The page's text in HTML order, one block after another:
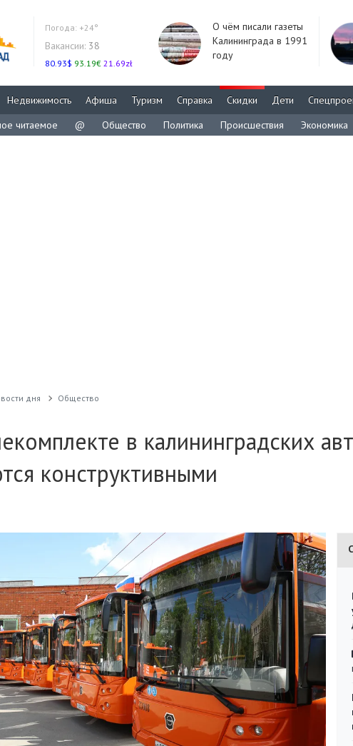
Погода: +24°
Вакансии: 38
80.93$ 93.19€ 21.69zł
О чём писали газеты
Калининграда в 1991
году
Недвижимость Афиша Туризм Справка Скидки Дети
читаемое @ Общество Политика Происшествия Экономика
дня Общество
в калининградских
конструктивными